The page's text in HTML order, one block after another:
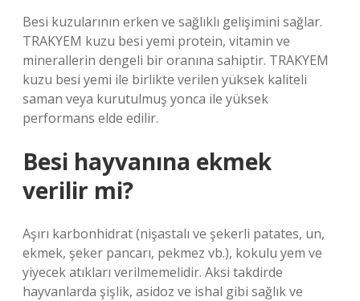
Besi kuzularının erken ve sağlıklı gelişimini sağlar.
TRAKYEM kuzu besi yemi protein, vitamin ve
minerallerin dengeli bir oranına sahiptir. TRAKYEM
kuzu besi yemi ile birlikte verilen yüksek kaliteli
saman veya kurutulmuş yonca ile yüksek
performans elde edilir.
Besi hayvanına ekmek
verilir mi?
Aşırı karbonhidrat (nişastalı ve şekerli patates, un,
ekmek, şeker pancarı, pekmez vb.), kokulu yem ve
yiyecek atıkları verilmemelidir. Aksi takdirde
hayvanlarda şişlik, asidoz ve ishal gibi sağlık ve